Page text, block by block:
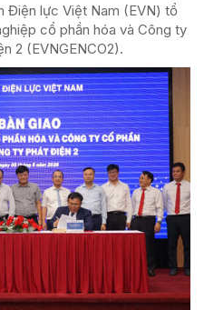
Điện lực Việt Nam (EVN) tổ
cổ phần hóa và Công ty
2 (EVNGENCO2).